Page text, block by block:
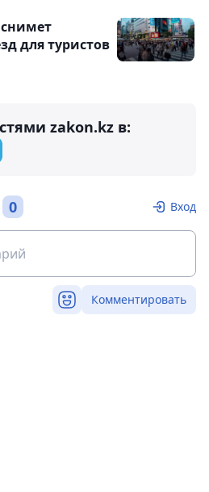
снимет
для туристов
zakon.kz в:
0 Вход
Комментировать